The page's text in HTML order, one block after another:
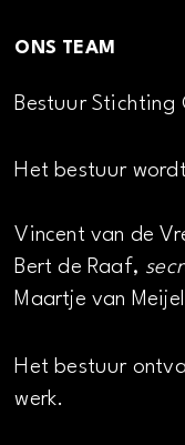
ONS TEAM
Bestuur Stichting
Het bestuur
Vincent van de
Bert de Raaf,
Maartje van
Het bestuur
werk.